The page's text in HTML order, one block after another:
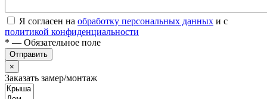
Я согласен на обработку персональных данных и с
политикой конфиденциальности
* — Обязательное поле
Отправить
×
Заказать замер/монтаж